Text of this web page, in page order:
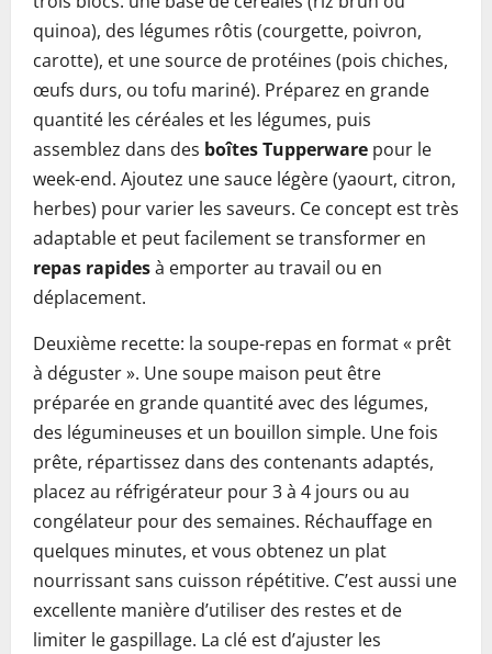
quinoa), des légumes rôtis (courgette, poivron,
carotte), et une source de protéines (pois chiches,
œufs durs, ou tofu mariné). Préparez en grande
quantité les céréales et les légumes, puis
assemblez dans des boîtes Tupperware pour le
week-end. Ajoutez une sauce légère (yaourt, citron,
herbes) pour varier les saveurs. Ce concept est très
adaptable et peut facilement se transformer en
repas rapidesà emporter au travail ou en
déplacement.
Deuxième recette: la soupe-repas en format « prêt
à déguster ». Une soupe maison peut être
préparée en grande quantité avec des légumes,
des légumineuses et un bouillon simple. Une fois
prête, répartissez dans des contenants adaptés,
placez au réfrigérateur pour 3 à 4 jours ou au
congélateur pour des semaines. Réchauffage en
quelques minutes, et vous obtenez un plat
nourrissant sans cuisson répétitive. C’est aussi une
excellente manière d’utiliser des restes et de
limiter le gaspillage. La clé est d’ajuster les